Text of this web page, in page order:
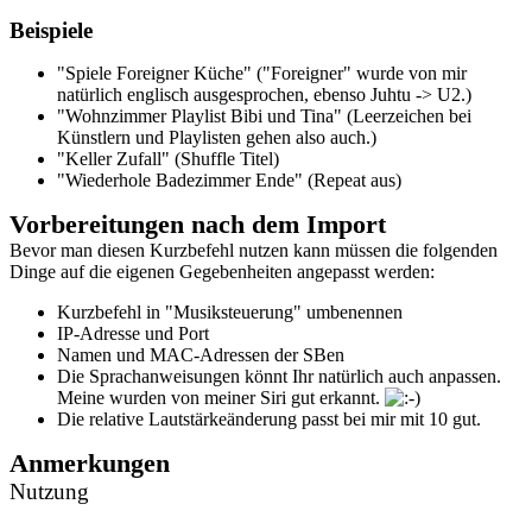
Beispiele
"Spiele Foreigner Küche" ("Foreigner" wurde von mir
natürlich englisch ausgesprochen, ebenso Juhtu -> U2.)
"Wohnzimmer Playlist Bibi und Tina" (Leerzeichen bei
Künstlern und Playlisten gehen also auch.)
"Keller Zufall" (Shuffle Titel)
"Wiederhole Badezimmer Ende" (Repeat aus)
Vorbereitungen nach dem Import
Bevor man diesen Kurzbefehl nutzen kann müssen die folgenden
Dinge auf die eigenen Gegebenheiten angepasst werden:
Kurzbefehl in "Musiksteuerung" umbenennen
IP-Adresse und Port
Namen und MAC-Adressen der SBen
Die Sprachanweisungen könnt Ihr natürlich auch anpassen.
Meine wurden von meiner Siri gut erkannt.
Die relative Lautstärkeänderung passt bei mir mit 10 gut.
Anmerkungen
Nutzung